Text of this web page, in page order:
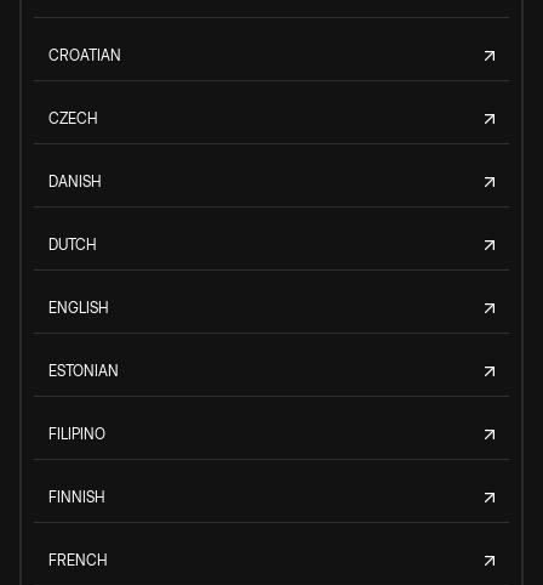
CROATIAN
CZECH
DANISH
DUTCH
ENGLISH
ESTONIAN
FILIPINO
FINNISH
FRENCH